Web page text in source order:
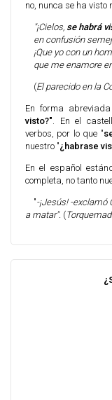
no, nunca se ha visto
"¡Cielos, se habrá
en confusión
¡Que yo con un
que me enamore
(El parecido en la
En forma
visto?". En el
verbos, por lo que "
nuestro "¿habrase
En el español
completa, no tanto
"-¡Jesús! -exclamó
a matar". (